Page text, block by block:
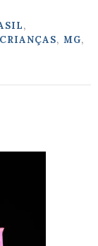
,
CRIANÇAS, MG,